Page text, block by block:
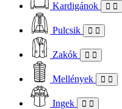
Kardigánok
Pulcsik
Zakók
Mellények
Ingek